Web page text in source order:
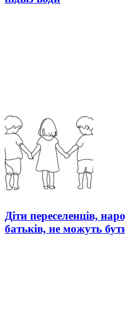
Діти переселенців,
батьків, не можуть